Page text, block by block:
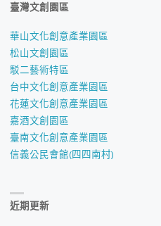
臺灣文創園區
華山文化創意產業園區
松山文創園區
駁二藝術特區
台中文化創意產業園區
花蓮文化創意產業園區
嘉酒文創園區
臺南文化創意產業園區
信義公民會館(四四南村)
近期更新